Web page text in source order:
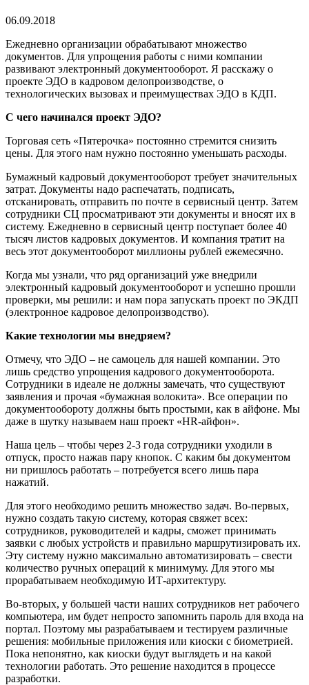
06.09.2018
Ежедневно организации обрабатывают множество
документов. Для упрощения работы с ними компании
развивают электронный документооборот. Я расскажу о
проекте ЭДО в кадровом делопроизводстве, о
технологических вызовах и преимуществах ЭДО в КДП.
С чего начинался проект ЭДО?
Торговая сеть «Пятерочка» постоянно стремится снизить
цены. Для этого нам нужно постоянно уменьшать расходы.
Бумажный кадровый документооборот требует значительных
затрат. Документы надо распечатать, подписать,
отсканировать, отправить по почте в сервисный центр. Затем
сотрудники СЦ просматривают эти документы и вносят их в
систему. Ежедневно в сервисный центр поступает более 40
тысяч листов кадровых документов. И компания тратит на
весь этот документооборот миллионы рублей ежемесячно.
Когда мы узнали, что ряд организаций уже внедрили
электронный кадровый документооборот и успешно прошли
проверки, мы решили: и нам пора запускать проект по ЭКДП
(электронное кадровое делопроизводство).
Какие технологии мы внедряем?
Отмечу, что ЭДО – не самоцель для нашей компании. Это
лишь средство упрощения кадрового документооборота.
Сотрудники в идеале не должны замечать, что существуют
заявления и прочая «бумажная волокита». Все операции по
документообороту должны быть простыми, как в айфоне. Мы
даже в шутку называем наш проект «HR-айфон».
Наша цель – чтобы через 2-3 года сотрудники уходили в
отпуск, просто нажав пару кнопок. С каким бы документом
ни пришлось работать – потребуется всего лишь пара
нажатий.
Для этого необходимо решить множество задач. Во-первых,
нужно создать такую систему, которая свяжет всех:
сотрудников, руководителей и кадры, сможет принимать
заявки с любых устройств и правильно маршрутизировать их.
Эту систему нужно максимально автоматизировать – свести
количество ручных операций к минимуму. Для этого мы
прорабатываем необходимую ИТ-архитектуру.
Во-вторых, у большей части наших сотрудников нет рабочего
компьютера, им будет непросто запомнить пароль для входа на
портал. Поэтому мы разрабатываем и тестируем различные
решения: мобильные приложения или киоски с биометрией.
Пока непонятно, как киоски будут выглядеть и на какой
технологии работать. Это решение находится в процессе
разработки.